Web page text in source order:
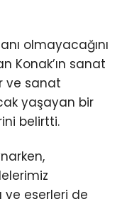
olmayacağını
Konak’ın sanat
ve sanat
yaşayan bir
belirtti.
ve eserleri de